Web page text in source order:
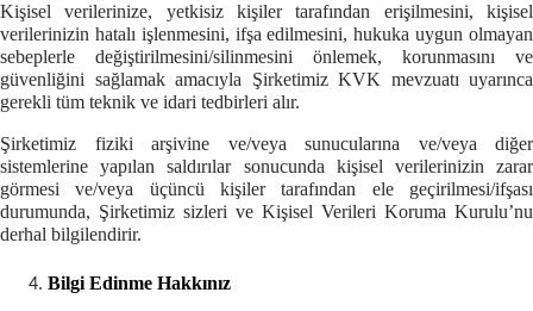
Kişisel verilerinize, yetkisiz kişiler tarafından erişilmesini, kişisel
verilerinizin hatalı işlenmesini, ifşa edilmesini, hukuka uygun olmayan
sebeplerle değiştirilmesini/silinmesini önlemek, korunmasını ve
güvenliğini sağlamak amacıyla Şirketimiz KVK mevzuatı uyarınca
gerekli tüm teknik ve idari tedbirleri alır.
Şirketimiz fiziki arşivine ve/veya sunucularına ve/veya diğer
sistemlerine yapılan saldırılar sonucunda kişisel verilerinizin zarar
görmesi ve/veya üçüncü kişiler tarafından ele geçirilmesi/ifşası
durumunda, Şirketimiz sizleri ve Kişisel Verileri Koruma Kurulu’nu
derhal bilgilendirir.
Bilgi Edinme Hakkınız